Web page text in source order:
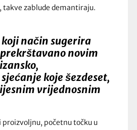
zablude demantiraju.
koji način sugerira
novim
koje šezdeset,
vrijednosnim
početnu točku u